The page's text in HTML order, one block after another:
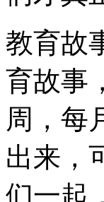
教育故
育故事
周，每
出来，
们一起